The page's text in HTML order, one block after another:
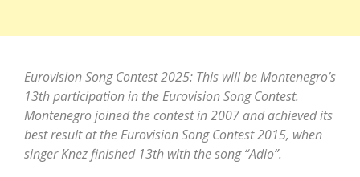
Eurovision Song Contest 2025: This will be Montenegro’s
13th participation in the Eurovision Song Contest.
Montenegro joined the contest in 2007 and achieved its
best result at the Eurovision Song Contest 2015, when
singer Knez finished 13th with the song “Adio”.